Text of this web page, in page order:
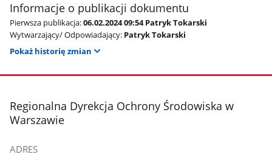
Informacje o publikacji dokumentu
Pierwsza publikacja:06.02.2024 09:54 Patryk Tokarski
Wytwarzający/ Odpowiadający: Patryk Tokarski
Pokaż historię zmian
stopka
Regionalna Dyrekcja Ochrony Środowiska w
Warszawie
ADRES